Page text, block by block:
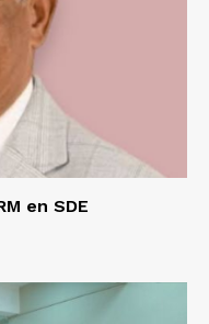
en SDE